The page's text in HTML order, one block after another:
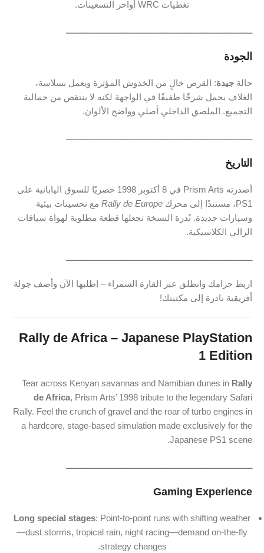
تغطيات WRC أواخر التسعينات.
ـــــــــــــــــــــــــــــــــــــــــــــــــــــــــــــــــــــــــــــــ
الجودة
حالة جيدة: القرص خالٍ من الخدوش المؤثرة ويعمل بسلاسة،
الغلاف يحمل شرخًا طفيفًا في الواجهة لكنه لا ينتقص من جمالية
التجميع. الملصق الداخلي أصلي وواضح الألوان.
ـــــــــــــــــــــــــــــــــــــــــــــــــــــــــــــــــــــــــــــــ
التاريخ
أصدرته Prism Arts في 8 أكتوبر 1998 حصريًا للسوق اليابانية على
PS1، مستندًا إلى محرك
Rally de Europe مع تحسينات بيئية
وسيارات جديدة. نُدرة النسخة تجعلها قطعة مطلوبة لهواة سباقات
الرالي الكلاسيكية.
ـــــــــــــــــــــــــــــــــــــــــــــــــــــــــــــــــــــــــــــــ
اربط حزامك وانطلق عبر القارة السمراء – اطلبها الآن وأضف جولة
أفريقية نادرة إلى مكتبتك!
Rally de Africa – Japanese PlayStation
1 Edition
Tear across Kenyan savannas and Namibian dunes in Rally
de Africa, Prism Arts’ 1998 tribute to the legendary Safari
Rally. Feel the crunch of gravel and the roar of turbo engines in
a hardcore, stage-based simulation made exclusively for the
Japanese PS1 scene.
ـــــــــــــــــــــــــــــــــــــــــــــــــــــــــــــــــــــــــــــــ
Gaming Experience
Long special stages: Point-to-point runs with shifting weather
—dust storms, tropical rain, night racing—demand on-the-fly
strategy changes.